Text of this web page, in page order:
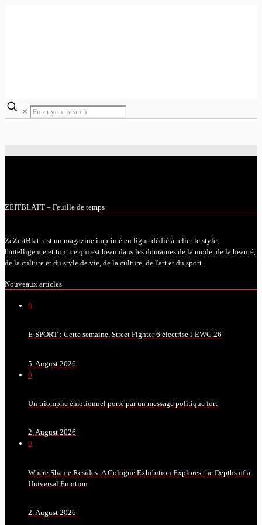
✕
ZEITBLATT – Feuille de temps
ZeZeitBlatt est un magazine imprimé en ligne dédié à relier le style,
l'intelligence et tout ce qui est beau dans les domaines de la mode, de la beauté,
de la culture et du style de vie, de la culture, de l'art et du sport.
Nouveaux articles
0
E-SPORT : Cette semaine, Street Fighter 6 électrise l’EWC 26
5. August 2026
0
Un triomphe émotionnel porté par un message politique fort
2. August 2026
0
Where Shame Resides: A Cologne Exhibition Explores the Depths of a
Universal Emotion
2. August 2026